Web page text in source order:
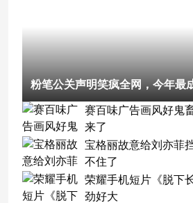
粉笔公关声明笑疯全网，今年最
赛百味广告画风好鬼
来了
宝格丽故意给刘亦菲
不住了
荣耀手机短片《脱下
劲好大